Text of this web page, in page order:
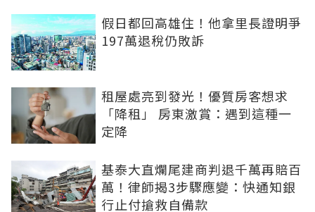
假日都回高雄住！他拿里長證明爭
197萬退稅仍敗訴
租屋處亮到發光！優質房客想求
「降租」 房東激賞：遇到這種一
定降
基泰大直爛尾建商判退千萬再賠百
萬！律師揭3步驟應變：快通知銀
行止付搶救自備款